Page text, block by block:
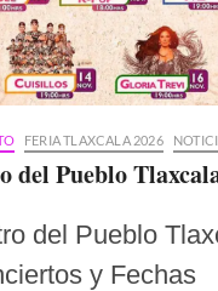
FERIA TLAXCALA 2026
del Pueblo
del Pueblo
y Fechas